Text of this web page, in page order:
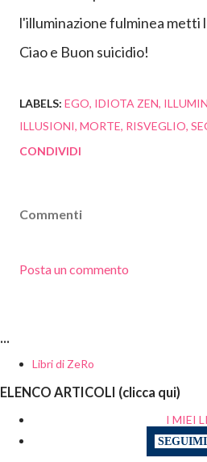
l'illuminazione fulminea metti
Ciao e Buon suicidio!
LABELS: EGO IDIOTA ZEN
ILLUSIONI MORTE RISVEGLIO
CONDIVIDI
Commenti
Posta un commento
...
Libri di ZeRo
ELENCO ARTICOLI (clicca qui)
I MIEI